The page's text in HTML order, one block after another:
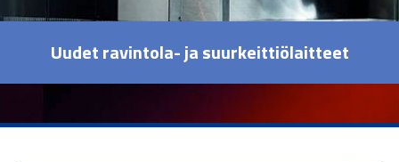
Uudet ravintola- ja suurkeittiölaitteet